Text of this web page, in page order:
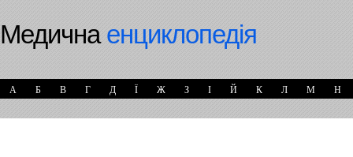
Медичнаенциклопедія
А Б В Г Д Ї Ж З І Й К Л М Н